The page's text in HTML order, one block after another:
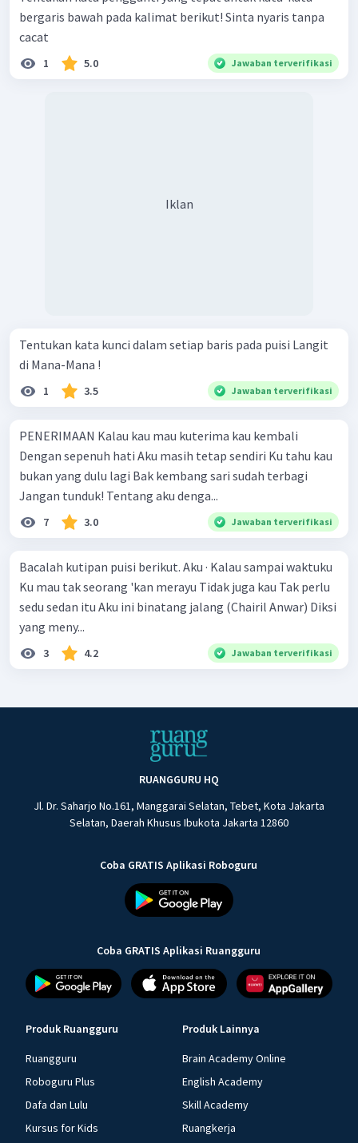
bergaris bawah pada kalimat berikut! Sinta nyaris tanpa
cacat
1 5.0 Jawaban terverifikasi
Iklan
Tentukan kata kunci dalam setiap baris pada puisi Langit
di Mana-Mana !
1 3.5 Jawaban terverifikasi
PENERIMAAN Kalau kau mau kuterima kau kembali
Dengan sepenuh hati Aku masih tetap sendiri Ku tahu kau
bukan yang dulu lagi Bak kembang sari sudah terbagi
Jangan tunduk! Tentang aku denga...
7 3.0 Jawaban terverifikasi
Bacalah kutipan puisi berikut. Aku · Kalau sampai waktuku
Ku mau tak seorang 'kan merayu Tidak juga kau Tak perlu
sedu sedan itu Aku ini binatang jalang (Chairil Anwar) Diksi
yang meny...
3 4.2 Jawaban terverifikasi
RUANGGURU HQ
Jl. Dr. Saharjo No.161, Manggarai Selatan, Tebet, Kota Jakarta
Selatan, Daerah Khusus Ibukota Jakarta 12860
Coba GRATIS Aplikasi Roboguru
Coba GRATIS Aplikasi Ruangguru
Produk Ruangguru
Ruangguru
Roboguru Plus
Dafa dan Lulu
Kursus for Kids
Produk Lainnya
Brain Academy Online
English Academy
Skill Academy
Ruangkerja